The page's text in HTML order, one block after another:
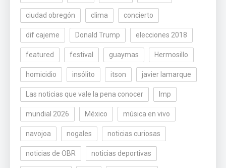
ciudad obregón clima concierto
dif cajeme Donald Trump elecciones 2018
featured festival guaymas Hermosillo
homicidio insólito itson javier lamarque
Las noticias que vale la pena conocer lmp
mundial 2026 México música en vivo
navojoa nogales noticias curiosas
noticias de OBR noticias deportivas